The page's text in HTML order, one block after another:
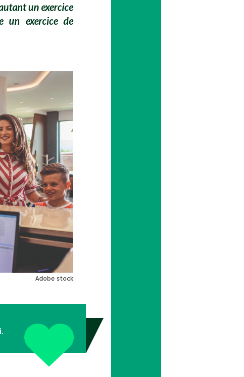
un exercice
un exercice de
Adobe stock